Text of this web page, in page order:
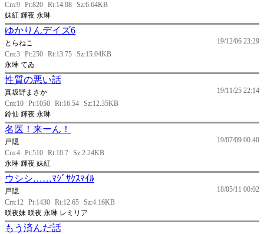
Cm:9 Pt:820 Rt:14.08 Sz:6.64KB
妹紅 輝夜 永琳
ゆかりんデイズ6
19/12/06 23:29
とらねこ
Cm:3 Pt:250 Rt:13.75 Sz:15.04KB
永琳 てゐ
性質の悪い話
19/11/25 22:14
真坂野まさか
Cm:10 Pt:1050 Rt:16.54 Sz:12.35KB
鈴仙 輝夜 永琳
名医！来ーん！
19/07/09 00:40
戸隠
Cm:4 Pt:510 Rt:10.7 Sz:2.24KB
永琳 輝夜 妹紅
ウシシ……ﾏｼﾞｻｸｽﾏｲﾙ
18/05/11 00:02
戸隠
Cm:12 Pt:1430 Rt:12.65 Sz:4.16KB
咲夜妹 咲夜 永琳 レミリア
もう済んだ話